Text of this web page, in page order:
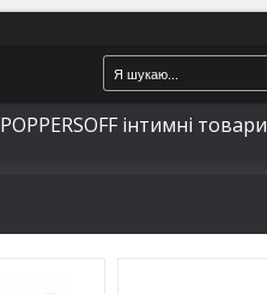
POPPERSOFF інтимні товари